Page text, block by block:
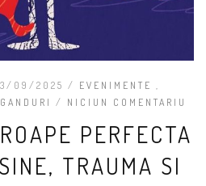
09/2025 / EVENIMENTE ,
GANDURI / NICIUN COMENTARIU
PERFECTA
TRAUMA SI